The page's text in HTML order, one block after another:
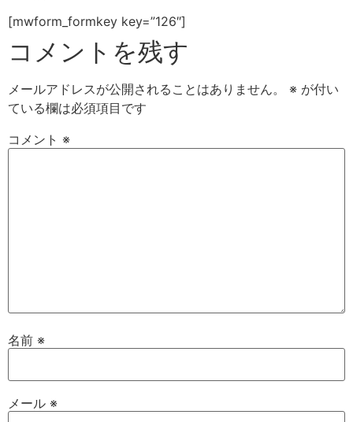
[mwform_formkey key=”126″]
コメントを残す
メールアドレスが公開されることはありません。 ※ が付い
ている欄は必須項目です
コメント ※
名前 ※
メール ※